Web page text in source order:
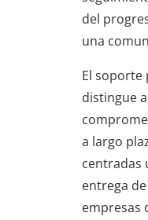
del
una
El soporte
distingue
a largo
centradas
entrega
empresas